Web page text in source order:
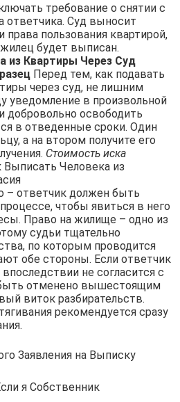
требование о снятии с
ответчика. Суд выносит
пользования квартирой,
будет выписан.
из Квартиры Через Суд
Перед тем, как подавать
через суд, не лишним
уведомление в произвольной
добровольно освободить
в отведенные сроки. Один
а на втором получите его
Стоимость иска
Человека из
– ответчик должен быть
чтобы явиться в него
Право на жилище – одно из
судьи тщательно
по которым проводится
обе стороны. Если ответчик
не согласится с
отменено вышестоящим
виток разбирательств.
рекомендуется сразу
Заявления на Выписку
я Собственник